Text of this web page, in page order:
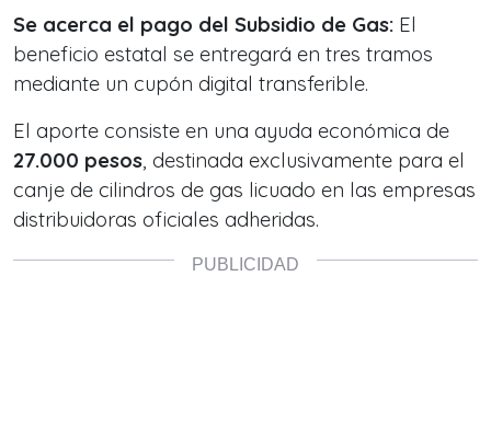
Se acerca el pago del Subsidio de Gas: El
beneficio estatal se entregará en tres tramos
mediante un cupón digital transferible.
El aporte consiste en una ayuda económica de
27.000 pesos, destinada exclusivamente para el
canje de cilindros de gas licuado en las empresas
distribuidoras oficiales adheridas.